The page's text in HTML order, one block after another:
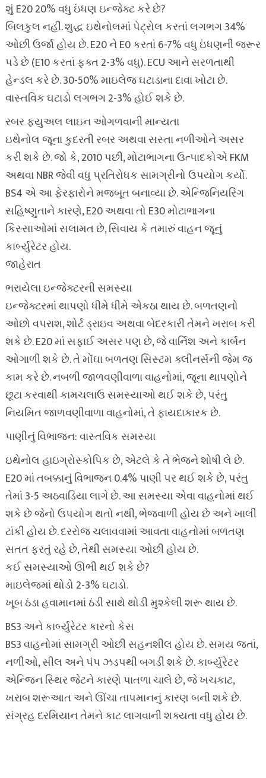
શું E20 20% વધુ ઇંધણ ઇન્જેક્ટ કરે છે?
બિલકુલ નહીં. શુદ્ધ ઇથેનોલમાં પેટ્રોલ કરતાં લગભગ 34%
ઓછી ઉર્જા હોય છે. E20 ને E0 કરતાં 6-7% વધુ ઇંધણની જરૂર
પડે છે (E10 કરતાં ફક્ત 2-3% વધુ). ECU આને સરળતાથી
હેન્ડલ કરે છે. 30-50% માઇલેજ ઘટાડાના દાવા ખોટા છે.
વાસ્તવિક ઘટાડો લગભગ 2-3% હોઈ શકે છે.
રબર ફ્યુઅલ લાઇન ઓગળવાની માન્યતા
ઇથેનોલ જૂના કુદરતી રબર અથવા સસ્તા નળીઓને અસર
કરી શકે છે. જો કે, 2010 પછી, મોટાભાગના ઉત્પાદકોએ FKM
અથવા NBR જેવી વધુ પ્રતિરોધક સામગ્રીનો ઉપયોગ કર્યો.
BS4 એ આ ફેરફારોને મજબૂત બનાવ્યા છે. એન્જિનિયરિંગ
સહિષ્ણુતાને કારણે, E20 અથવા તો E30 મોટાભાગના
કિસ્સાઓમાં સલામત છે, સિવાય કે તમારું વાહન જૂનું
કાર્બ્યુરેટર હોય.
જાહેરાત
ભરાયેલા ઇન્જેક્ટરની સમસ્યા
ઇન્જેક્ટરમાં થાપણો ધીમે ધીમે એકઠા થાય છે. બળતણનો
ઓછો વપરાશ, શોર્ટ ડ્રાઇવ અથવા બેદરકારી તેમને ખરાબ કરી
શકે છે. E20 માં સફાઈ અસર પણ છે, જે વાર્નિશ અને કાર્બન
ઓગાળી શકે છે. તે મોંઘા બળતણ સિસ્ટમ ક્લીનર્સની જેમ જ
કામ કરે છે. નબળી જાળવણીવાળા વાહનોમાં, જૂના થાપણોને
છૂટા કરવાથી કામચલાઉ સમસ્યાઓ થઈ શકે છે, પરંતુ
નિયમિત જાળવણીવાળા વાહનોમાં, તે ફાયદાકારક છે.
પાણીનું વિભાજન: વાસ્તવિક સમસ્યા
ઇથેનોલ હાઇગ્રોસ્કોપિક છે, એટલે કે તે ભેજને શોષી લે છે.
E20 માં તબક્કાનું વિભાજન 0.4% પાણી પર થઈ શકે છે, પરંતુ
તેમાં 3-5 અઠવાડિયા લાગે છે. આ સમસ્યા એવા વાહનોમાં થઈ
શકે છે જેનો ઉપયોગ થતો નથી, ભેજવાળી હોય છે અને ખાલી
ટાંકી હોય છે. દરરોજ ચલાવવામાં આવતા વાહનોમાં બળતણ
સતત ફરતું રહે છે, તેથી સમસ્યા ઓછી હોય છે.
કઈ સમસ્યાઓ ઊભી થઈ શકે છે?
માઇલેજમાં થોડો 2-3% ઘટાડો.
ખૂબ ઠંડા હવામાનમાં ઠંડી સાથે થોડી મુશ્કેલી શરૂ થાય છે.
BS3 અને કાર્બ્યુરેટર કારનો કેસ
BS3 વાહનોમાં સામગ્રી ઓછી સહનશીલ હોય છે. સમય જતાં,
નળીઓ, સીલ અને પંપ ઝડપથી બગડી શકે છે. કાર્બ્યુરેટર
એન્જિન સ્થિર જેટને કારણે પાતળા ચાલે છે, જે ખચકાટ,
ખરાબ શરૂઆત અને ઊંચા તાપમાનનું કારણ બની શકે છે.
સંગ્રહ દરમિયાન તેમને કાટ લાગવાની શક્યતા વધુ હોય છે.